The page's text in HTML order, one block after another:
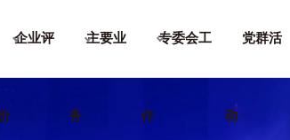
企业评 主要业
务
专委会工
作
党群活
动